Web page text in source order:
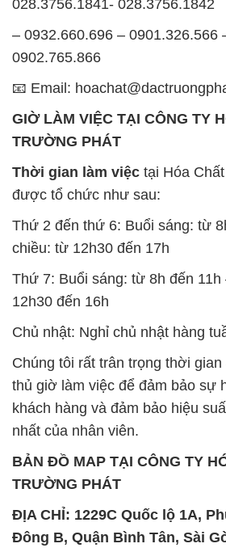
TRƯỜNG PHÁT
được tổ chức như sau:
Thứ 2 đến thứ 6: Buổi sáng: từ
chiều: từ 12h30 đến 17h
Thứ 7: Buổi sáng: từ 8h đến
12h30 đến 16h
Chủ nhật: Nghỉ chủ nhật hàng
thủ giờ làm việc để đảm bảo sự
khách hàng và đảm bảo hiệu
nhất của nhân viên.
BẢN ĐỒ MAP TẠI CÔNG TY
TRƯỜNG PHÁT
ĐỊA CHỈ: 1229C Quốc lộ 1A,
Đông B, Quận Bình Tân, Sài
Minh